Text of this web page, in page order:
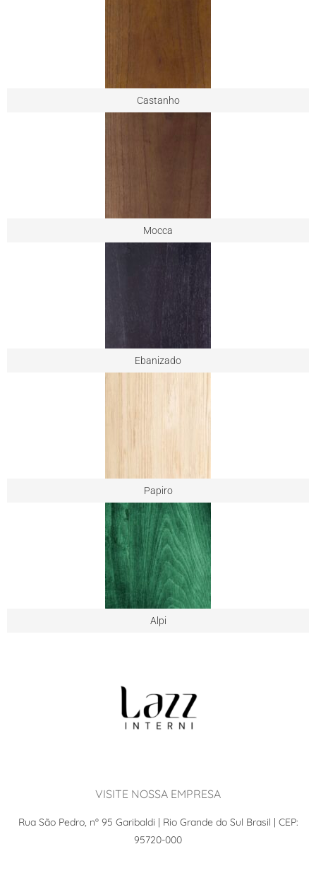
Castanho
Mocca
Ebanizado
Papiro
Alpi
VISITE NOSSA EMPRESA
Rua São Pedro, nº 95 Garibaldi | Rio Grande do Sul Brasil | CEP:
95720-000